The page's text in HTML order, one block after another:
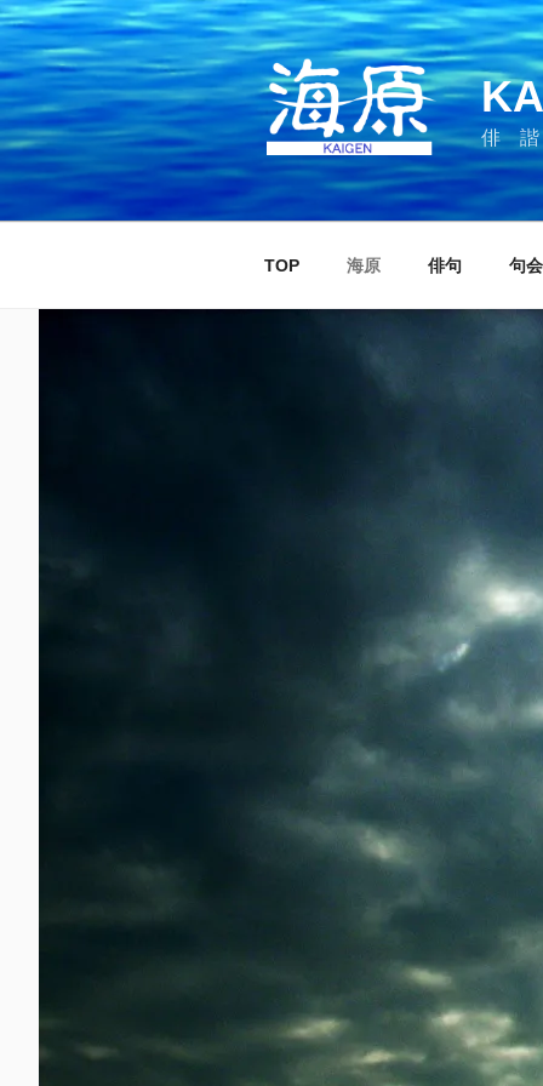
コ
ン
テ
ン
ツ
ス
キ
俳
TOP 海原 俳句 句会